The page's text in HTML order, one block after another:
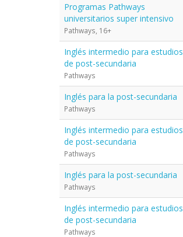
Programas Pathways
universitarios super intensivo
Pathways, 16+
Inglés intermedio para estudios
de post-secundaria
Pathways
Inglés para la post-secundaria
Pathways
Inglés intermedio para estudios
de post-secundaria
Pathways
Inglés para la post-secundaria
Pathways
Inglés intermedio para estudios
de post-secundaria
Pathways